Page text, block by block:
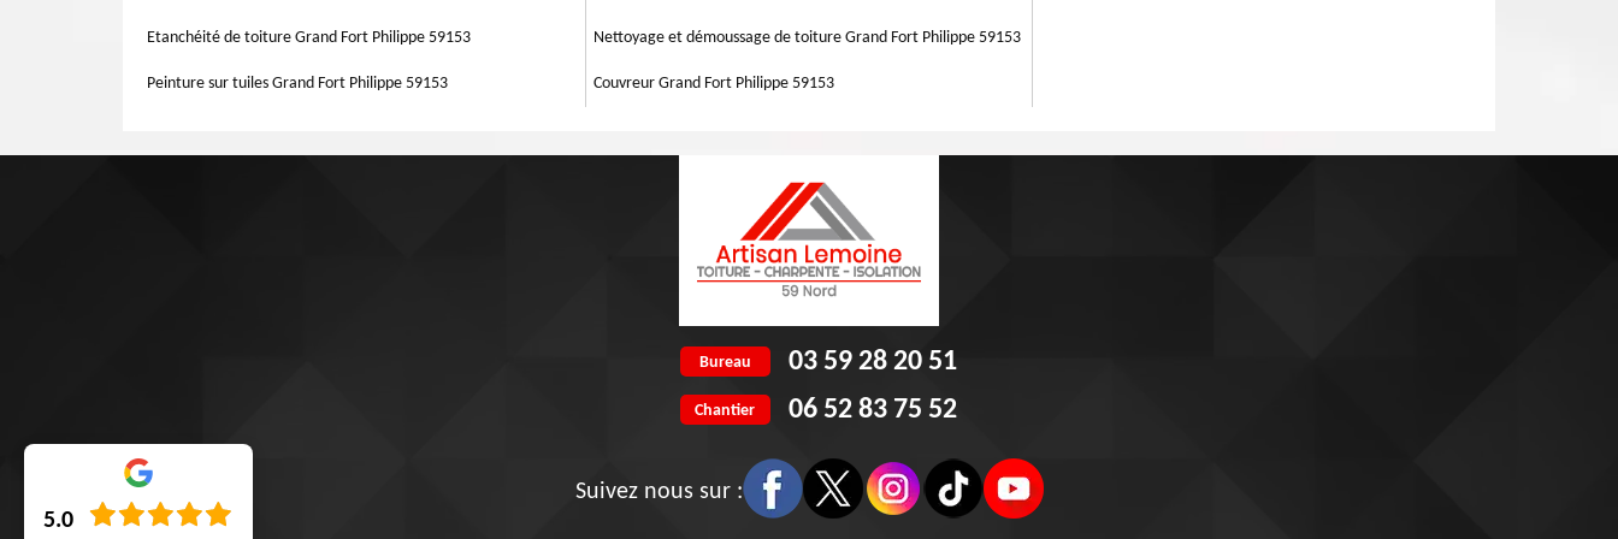
Etanchéité de toiture Grand Fort Philippe 59153
Peinture sur tuiles Grand Fort Philippe 59153
Nettoyage et démoussage de toiture Grand Fort Philippe 59153
Couvreur Grand Fort Philippe 59153
Bureau 03 59 28 20 51
Chantier 06 52 83 75 52
Suivez nous sur :
5.0